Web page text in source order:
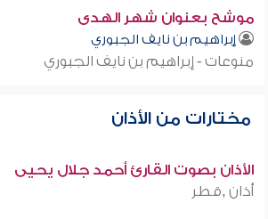
موشح بعنوان شهر الهدى
إبراهيم بن نايف الجبوري
منوعات - إبراهيم بن نايف الجبوري
مختارات من الأذان
الأذان بصوت القارئ أحمد جلال يحيى
أذان ,قطر